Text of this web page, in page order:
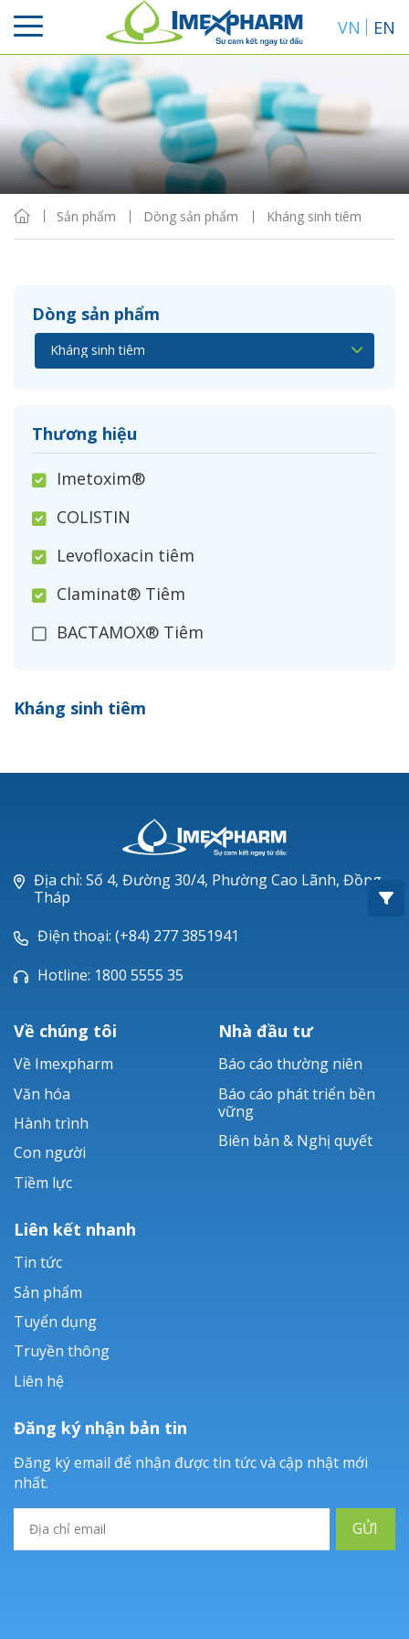
VN EN
Sản phẩm Dòng sản phẩm Kháng sinh tiêm
Dòng sản phẩm
Thương hiệu
Imetoxim®
COLISTIN
Levofloxacin tiêm
Claminat® Tiêm
BACTAMOX® Tiêm
Ceftizoxim®
Piperacillin
Ticarlinat®
Zobacta®
Bacsulfo®
Kháng sinh tiêm
Sắp xếp
Hiển thị
Địa chỉ: Số 4, Đường 30/4, Phường Cao Lãnh, Đồng
Tháp
Điện thoại: (+84) 277 3851941
Hotline: 1800 5555 35
Về chúng tôi
Về Imexpharm
Văn hóa
Hành trình
Con người
Tiềm lực
Nhà đầu tư
Báo cáo thường niên
Báo cáo phát triển bền
vững
Biên bản & Nghị quyết
Liên kết nhanh
Tin tức
Sản phẩm
Tuyển dụng
Truyền thông
Liên hệ
Đăng ký nhận bản tin
Đăng ký email để nhận được tin tức và cập nhật mới
nhất.
GỬI